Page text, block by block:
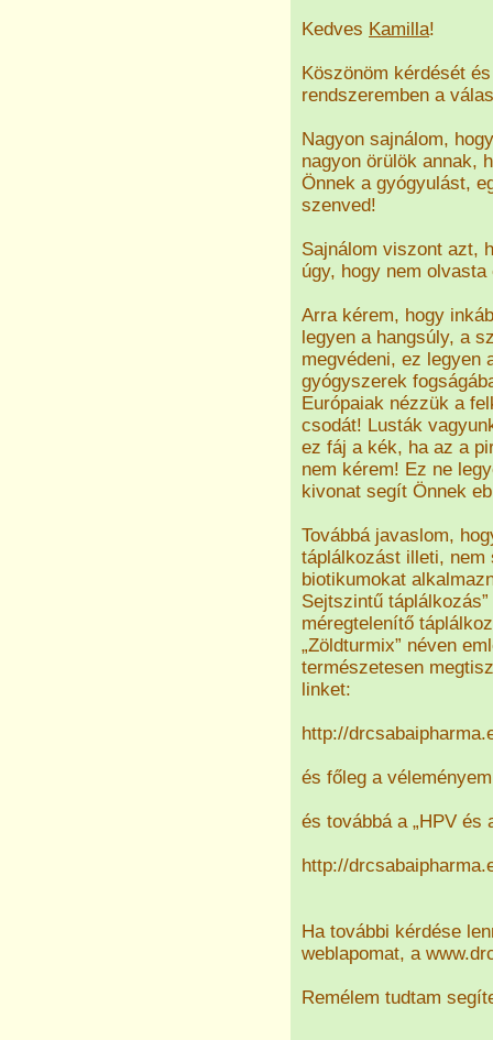
Kedves Kamilla!
Köszönöm kérdését
rendszeremben a
Nagyon sajnálom,
nagyon örülök annak,
Önnek a gyógyulást,
szenved!
Sajnálom viszont azt,
úgy, hogy nem
Arra kérem, hogy
legyen a hangsúly, a
megvédeni, ez legyen
gyógyszerek
Európaiak nézzük a
csodát! Lusták
ez fáj a kék, ha az a
nem kérem! Ez ne
kivonat segít Önnek
Továbbá javaslom,
táplálkozást illeti, nem
biotikumokat
Sejtszintű
méregtelenítő
„Zöldturmix” néven
természetesen
linket:
http://
és főleg a
és továbbá a „HPV és
http://
Ha további kérdése
weblapomat, a
Remélem tudtam